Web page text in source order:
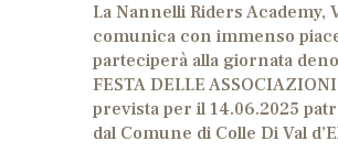
La Nannelli Riders Academy,
comunica con immenso
parteciperà alla giornata
FESTA DELLE
prevista per il 14.06.2025
dal Comune di Colle Di Val